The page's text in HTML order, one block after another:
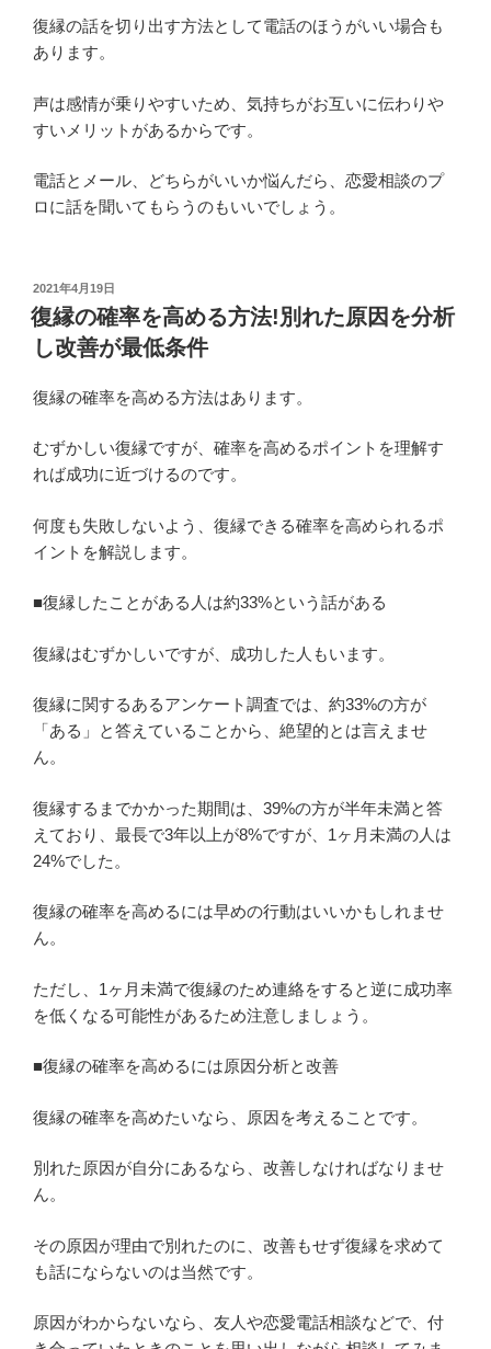
復縁の話を切り出す方法として電話のほうがいい場合も
あります。
声は感情が乗りやすいため、気持ちがお互いに伝わりや
すいメリットがあるからです。
電話とメール、どちらがいいか悩んだら、恋愛相談のプ
ロに話を聞いてもらうのもいいでしょう。
投
稿
日:
2021年4月19日
復縁の確率を高める方法!別れた原因を分析
し改善が最低条件
復縁の確率を高める方法はあります。
むずかしい復縁ですが、確率を高めるポイントを理解す
れば成功に近づけるのです。
何度も失敗しないよう、復縁できる確率を高められるポ
イントを解説します。
■復縁したことがある人は約33%という話がある
復縁はむずかしいですが、成功した人もいます。
復縁に関するあるアンケート調査では、約33%の方が
「ある」と答えていることから、絶望的とは言えませ
ん。
復縁するまでかかった期間は、39%の方が半年未満と答
えており、最長で3年以上が8%ですが、1ヶ月未満の人は
24%でした。
復縁の確率を高めるには早めの行動はいいかもしれませ
ん。
ただし、1ヶ月未満で復縁のため連絡をすると逆に成功率
を低くなる可能性があるため注意しましょう。
■復縁の確率を高めるには原因分析と改善
復縁の確率を高めたいなら、原因を考えることです。
別れた原因が自分にあるなら、改善しなければなりませ
ん。
その原因が理由で別れたのに、改善もせず復縁を求めて
も話にならないのは当然です。
原因がわからないなら、友人や恋愛電話相談などで、付